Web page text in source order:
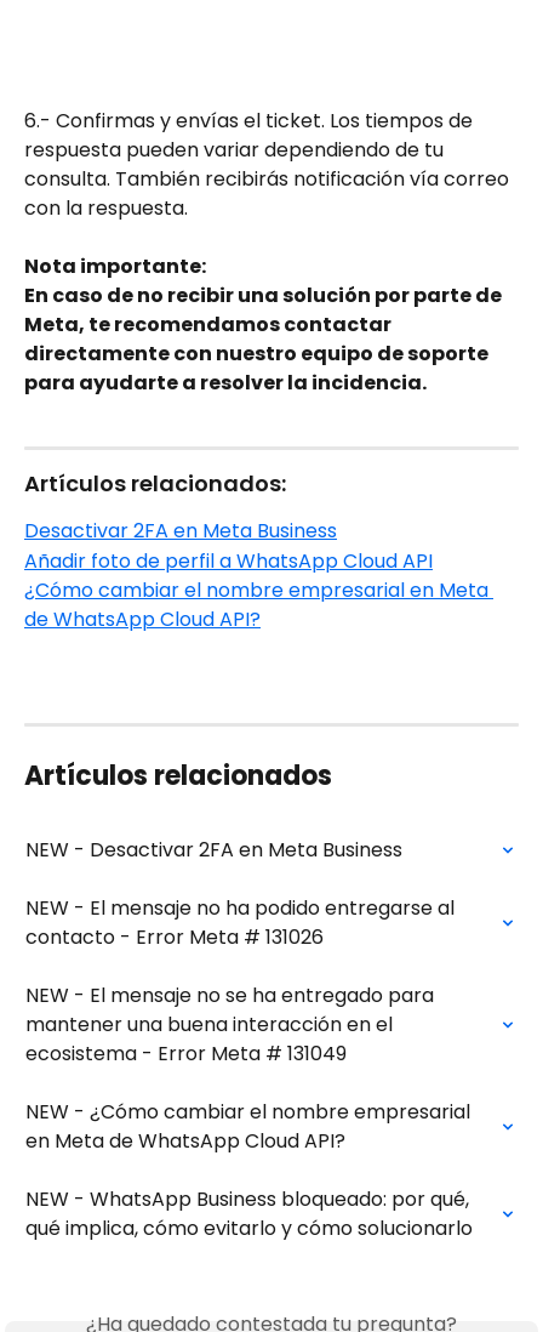
6.- Confirmas y envías el ticket. Los tiempos de
respuesta pueden variar dependiendo de tu
consulta. También recibirás notificación vía correo
con la respuesta.
Nota importante:
En caso de no recibir una solución por parte de
Meta, te recomendamos contactar
directamente con nuestro equipo de soporte
para ayudarte a resolver la incidencia.
Artículos relacionados:
Desactivar 2FA en Meta Business
Añadir foto de perfil a WhatsApp Cloud API
¿Cómo cambiar el nombre empresarial en Meta
de WhatsApp Cloud API?
Artículos relacionados
NEW - Desactivar 2FA en Meta Business
NEW - El mensaje no ha podido entregarse al
contacto - Error Meta # 131026
NEW - El mensaje no se ha entregado para
mantener una buena interacción en el
ecosistema - Error Meta # 131049
NEW - ¿Cómo cambiar el nombre empresarial
en Meta de WhatsApp Cloud API?
NEW - WhatsApp Business bloqueado: por qué,
qué implica, cómo evitarlo y cómo solucionarlo
¿Ha quedado contestada tu pregunta?